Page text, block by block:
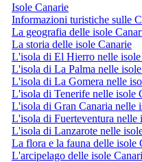
Isole Canarie
Informazioni turistiche sulle
La geografia delle isole
La storia delle isole Canarie
L'isola di El Hierro nelle isole
L'isola di La Palma nelle
L'isola di La Gomera nelle
L'isola di Tenerife nelle isole
L'isola di Gran Canaria nelle
L'isola di Fuerteventura nelle
L'isola di Lanzarote nelle
La flora e la fauna delle isole
L'arcipelago delle isole